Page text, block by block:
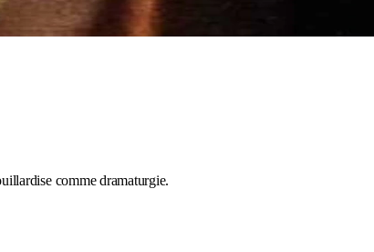
comme dramaturgie.